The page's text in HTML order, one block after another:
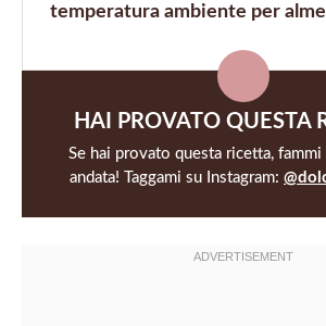
temperatura ambiente per
HAI PROVATO QUESTA
Se hai provato questa ricetta, fammi
andata! Taggami su Instagram: